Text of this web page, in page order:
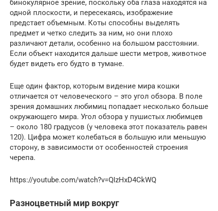
бинокулярное зрение, поскольку оба глаза находятся на
одной плоскости, и пересекаясь, изображение
предстает объемным. Коты способны выделять
предмет и четко следить за ним, но они плохо
различают детали, особенно на большом расстоянии.
Если объект находится дальше шести метров, животное
будет видеть его будто в тумане.
Еще один фактор, которым видение мира кошки
отличается от человеческого – это угол обзора. В поле
зрения домашних любимиц попадает несколько больше
окружающего мира. Угол обзора у пушистых любимцев
– около 180 градусов (у человека этот показатель равен
120). Цифра может колебаться в большую или меньшую
сторону, в зависимости от особенностей строения
черепа.
https://youtube.com/watch?v=QIzHxD4CkWQ
Разноцветный мир вокруг